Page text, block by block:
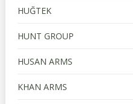
HUĞTEK
HUNT GROUP
HUSAN ARMS
KHAN ARMS